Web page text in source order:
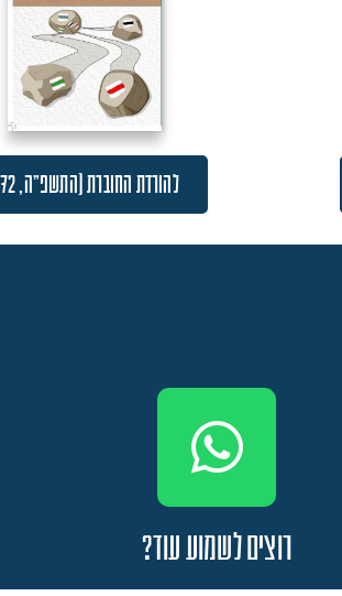
להורדת החוברת (התשפ"ה, 72 עמ')
רוצים לשמוע עוד?